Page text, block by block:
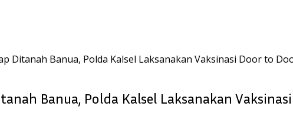
Ditanah Banua, Polda Kalsel Laksanakan Vaksinasi Door to
Banua, Polda Kalsel Laksanakan